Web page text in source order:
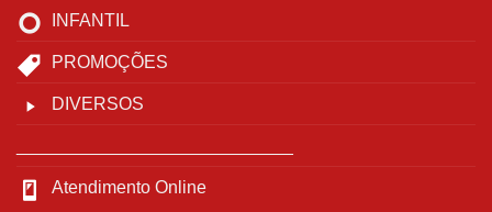
INFANTIL
PROMOÇÕES
DIVERSOS
Atendimento Online